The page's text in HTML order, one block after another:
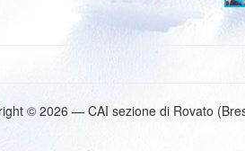
© 2026 — CAI sezione di Rovato